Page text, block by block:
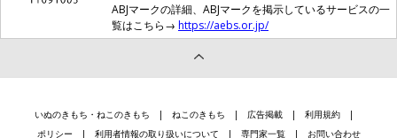
ABJマークの詳細、ABJマークを掲示しているサービスの一
覧はこちら→ https://aebs.or.jp/
いぬのきもち・ねこのきもち ねこのきもち 広告掲載
利用規約
ポリシー
利用者情報の取り扱いについて 専門家一覧 お問い合わせ